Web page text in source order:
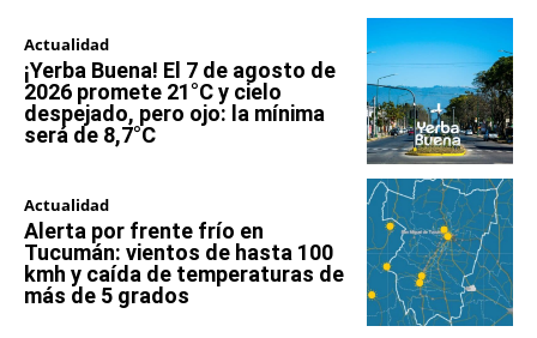
Actualidad
¡Yerba Buena! El 7 de agosto de
2026 promete 21°C y cielo
despejado, pero ojo: la mínima
será de 8,7°C
Actualidad
Alerta por frente frío en
Tucumán: vientos de hasta 100
kmh y caída de temperaturas de
más de 5 grados